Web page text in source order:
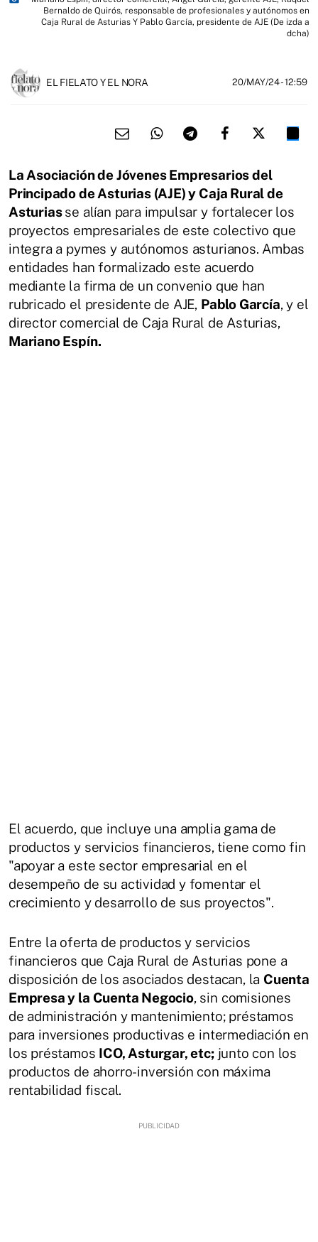
Bernaldo de Quirós, responsable de profesionales y autónomos en
Caja Rural de Asturias Y Pablo García, presidente de AJE (De izda a
dcha)
EL FIELATO Y EL NORA 20/MAY/24- 12:59
La Asociación de Jóvenes Empresarios del
Principado de Asturias (AJE) y Caja Rural de
Asturiasse alían para impulsar y fortalecer los
proyectos empresariales de este colectivo que
integra a pymes y autónomos asturianos. Ambas
entidades han formalizado este acuerdo
mediante la firma de un convenio que han
rubricado el presidente de AJE, Pablo García, y el
director comercial de Caja Rural de Asturias,
Mariano Espín.
El acuerdo, que incluye una amplia gama de
productos y servicios financieros, tiene como fin
"apoyar a este sector empresarial en el
desempeño de su actividad y fomentar el
crecimiento y desarrollo de sus proyectos".
Entre la oferta de productos y servicios
financieros que Caja Rural de Asturias pone a
disposición de los asociados destacan, la Cuenta
Empresa y la Cuenta Negocio, sin comisiones
de administración y mantenimiento; préstamos
para inversiones productivas e intermediación en
los préstamos ICO, Asturgar, etc;junto con los
productos de ahorro-inversión con máxima
rentabilidad fiscal.